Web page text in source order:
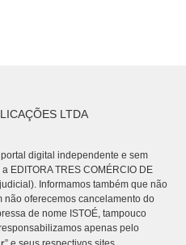
LTDA
digital independente e sem
EDITORA TRES COMÉRCIO DE
Informamos também que não
oferecemos cancelamento do
de nome ISTOÉ, tampouco
apenas pelo